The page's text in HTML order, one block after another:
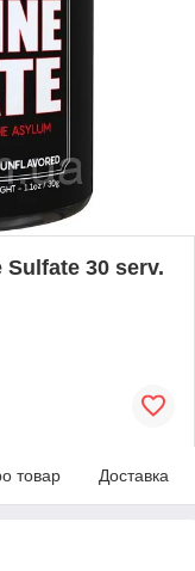
30 serv.
товар Доставка